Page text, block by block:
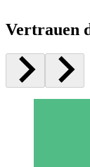
Vertrauen